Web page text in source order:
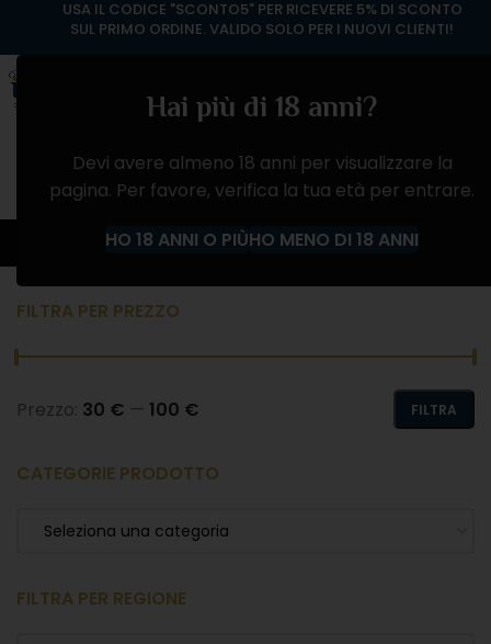
Hai più di 18 anni?
Devi avere almeno 18 anni per visualizzare la
pagina. Per favore, verifica la tua età per entrare.
HO 18 ANNI O PIÙHO MENO DI 18 ANNI
Laurent-Perrier
FILTRA PER PREZZO
FILTRA
Prezzo: 30 € — 100 €
CATEGORIE PRODOTTO
Seleziona una categoria
FILTRA PER REGIONE
USA IL CODICE "SCONTO5" PER RICEVERE 5% DI SCONTO
SUL PRIMO ORDINE. VALIDO SOLO PER I NUOVI CLIENTI!